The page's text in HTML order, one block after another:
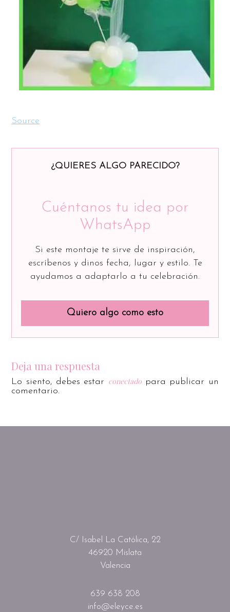
Source
¿QUIERES ALGO PARECIDO?
Cuéntanos tu idea por
WhatsApp
Si este montaje te sirve de inspiración,
escríbenos y dinos fecha, lugar y estilo. Te
ayudamos a adaptarlo a tu celebración.
Quiero algo como esto
Deja una respuesta
Lo siento, debes estar conectadopara publicar un
comentario.
C/ Isabel La Católica, 22
46920 Mislata
Valencia
639 638 208
info@eleyce.es